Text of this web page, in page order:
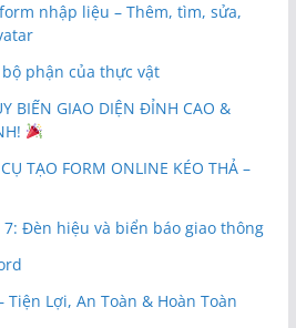
nhập liệu – Thêm, tìm, sửa,
bộ phận của thực vật
BIẾN GIAO DIỆN ĐỈNH CAO &
TẠO FORM ONLINE KÉO THẢ –
7: Đèn hiệu và biển báo giao thông
Tiện Lợi, An Toàn & Hoàn Toàn